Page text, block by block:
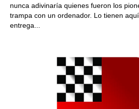
nunca adivinaría quienes fueron los
trampa con un ordenador. Lo tienen
entrega...